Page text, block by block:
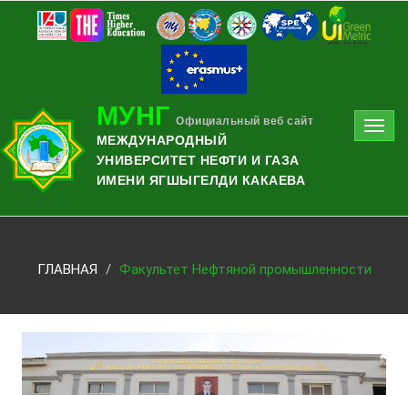
МУНГ Официальный веб сайт
МЕЖДУНАРОДНЫЙ
УНИВЕРСИТЕТ НЕФТИ И ГАЗА
ИМЕНИ ЯГШЫГЕЛДИ КАКАЕВА
ГЛАВНАЯ Факультет Нефтяной промышленности